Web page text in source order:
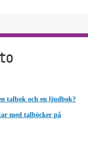
talbok och en ljudbok?
med talböcker på